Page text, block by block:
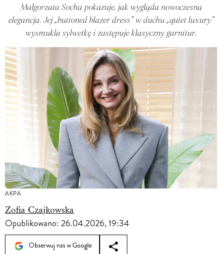
Małgorzata Socha pokazuje, jak wygląda nowoczesna
elegancja. Jej „buttoned blazer dress” w duchu „quiet luxury”
wysmukla sylwetkę i zastępuje klasyczny garnitur.
AKPA
Zofia Czajkowska
Opublikowano:26.04.2026, 19:34
Obserwuj nas w Google